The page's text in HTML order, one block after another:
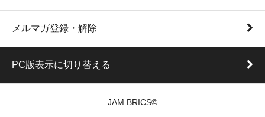
メルマガ登録・解除
PC版表示に切り替える
JAM BRICS©